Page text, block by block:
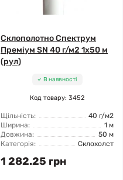
Склополотно Спектрум
Преміум SN 40 г/м2 1x50 м
(рул)
В наявності
Код товару: 3452
Щільність:
40 г/м2
Ширина:
1 м
Довжина:
50 м
Категорія:
Склохолст
1 282.25 грн